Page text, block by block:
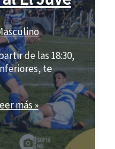
de las 18:30,
te
más »